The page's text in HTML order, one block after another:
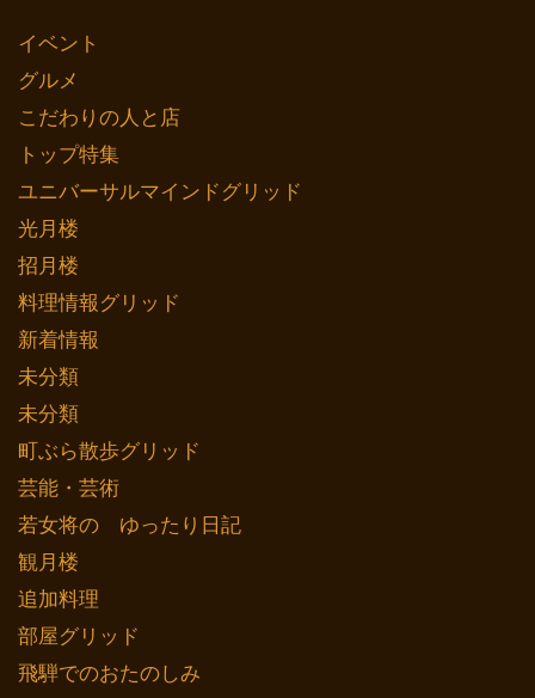
イベント
グルメ
こだわりの人と店
トップ特集
ユニバーサルマインドグリッド
光月楼
招月楼
料理情報グリッド
新着情報
未分類
未分類
町ぶら散歩グリッド
芸能・芸術
若女将の ゆったり日記
観月楼
追加料理
部屋グリッド
飛騨でのおたのしみ